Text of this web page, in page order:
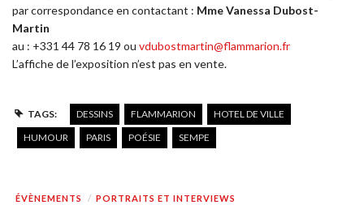
par correspondance en contactant : Mme Vanessa Dubost-
Martin
au : +331 44 78 16 19 ou vdubostmartin@flammarion.fr
L’affiche de l’exposition n’est pas en vente.
TAGS: DESSINS FLAMMARION
HOTEL DE VILLE
HUMOUR
PARIS POÉSIE SEMPE
ÉVÈNEMENTS PORTRAITS ET INTERVIEWS